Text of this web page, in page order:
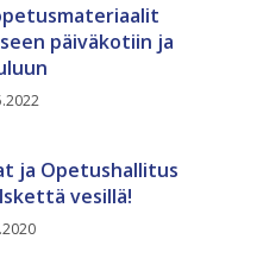
päiväkotiin ja
ja Opetushallitus
vesillä!